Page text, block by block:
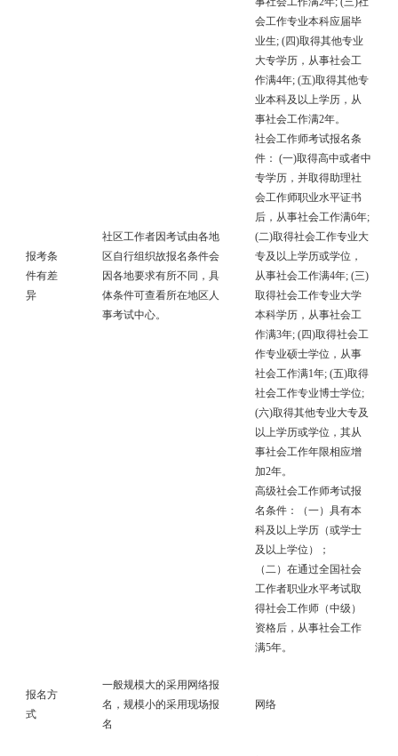
报考条
件有差
异
社区工作者因考试由各地
区自行组织故报名条件会
因各地要求有所不同，具
体条件可查看所在地区人
事考试中心。
会工作专业本科应届毕
业生; (四)取得其他专业
大专学历，从事社会工
作满4年; (五)取得其他专
业本科及以上学历，从
事社会工作满2年。
社会工作师考试报名条
件： (一)取得高中或者中
专学历，并取得助理社
会工作师职业水平证书
后，从事社会工作满6年;
(二)取得社会工作专业大
专及以上学历或学位，
从事社会工作满4年; (三)
取得社会工作专业大学
本科学历，从事社会工
作满3年; (四)取得社会工
作专业硕士学位，从事
社会工作满1年; (五)取得
社会工作专业博士学位;
(六)取得其他专业大专及
以上学历或学位，其从
事社会工作年限相应增
加2年。
高级社会工作师考试报
名条件：（一）具有本
科及以上学历（或学士
及以上学位）；
（二）在通过全国社会
工作者职业水平考试取
得社会工作师（中级）
资格后，从事社会工作
满5年。
报名方
式
一般规模大的采用网络报
名，规模小的采用现场报
名
网络